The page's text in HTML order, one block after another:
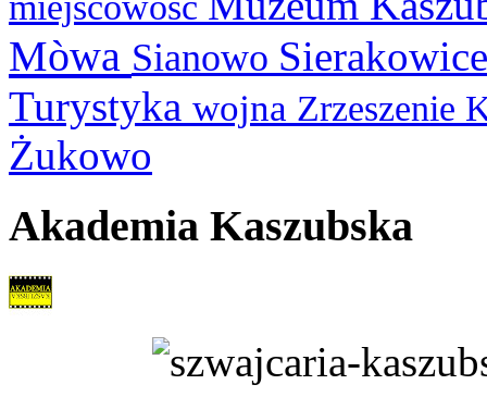
Mòwa Sianowo
Turystyka wojna Zrzeszenie
Żukowo
Akademia Kaszubska